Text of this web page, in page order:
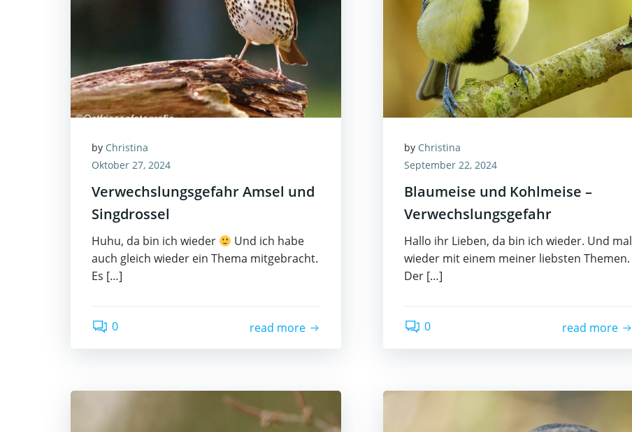
by Christina
Oktober 27, 2024
Verwechslungsgefahr Amsel und
Singdrossel
Huhu, da bin ich wieder
Und ich habe
auch gleich wieder ein Thema mitgebracht.
Es […]
0 read more
by Christina
September 22, 2024
Blaumeise und Kohlmeise –
Verwechslungsgefahr
Hallo ihr Lieben, da bin ich wieder. Und mal
wieder mit einem meiner liebsten Themen.
Der […]
0 read more